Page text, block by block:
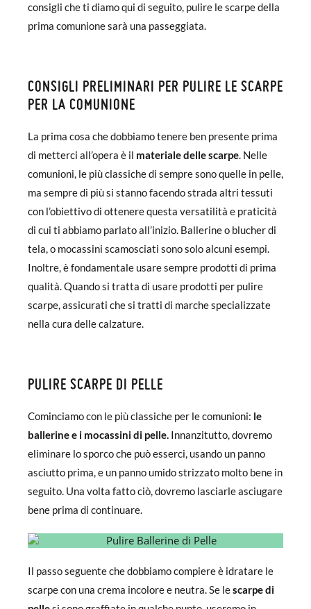
consigli che ti diamo qui di seguito, pulire le scarpe della
prima comunione sarà una passeggiata.
CONSIGLI PRELIMINARI PER PULIRE LE SCARPE
PER LA COMUNIONE
La prima cosa che dobbiamo tenere ben presente prima
di metterci all’opera è il materiale delle scarpe. Nelle
comunioni, le più classiche di sempre sono quelle in pelle,
ma sempre di più si stanno facendo strada altri tessuti
con l’obiettivo di ottenere questa versatilità e praticità
di cui ti abbiamo parlato all’inizio. Ballerine o blucher di
tela, o mocassini scamosciati sono solo alcuni esempi.
Inoltre, è fondamentale usare sempre prodotti di prima
qualità. Quando si tratta di usare prodotti per pulire
scarpe, assicurati che si tratti di marche specializzate
nella cura delle calzature.
PULIRE SCARPE DI PELLE
Cominciamo con le più classiche per le comunioni: le
ballerine e i mocassini di pelle. Innanzitutto, dovremo
eliminare lo sporco che può esserci, usando un panno
asciutto prima, e un panno umido strizzato molto bene in
seguito. Una volta fatto ciò, dovremo lasciarle asciugare
bene prima di continuare.
Il passo seguente che dobbiamo compiere è idratare le
scarpe con una crema incolore e neutra. Se lescarpe di